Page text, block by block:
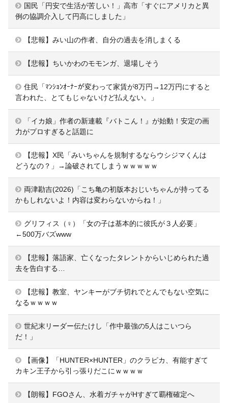
国民「円安で生活が苦しい！」高市「すぐにアメリカと異
例の協調介入して円高にしました」
【悲報】みい山の作者、自分の過去を消しまくる
【悲報】ちいかわのモモンガ、退場しそう
住民「ﾏﾝｼｮﾝｵｰﾅｰが変わって家賃が8万円→12万円にすると
言われた、とてもじゃないけど払えない。」
「イカ娘」作者の新連載『バトこん！』が始動！安定の画
力がプロすぎると話題に
【悲報】X民「みいちゃんを規制するならウシジマくんは
どうなの？」→論破されてしまうｗｗｗｗｗ
両津勘吉(2026)「こち亀の初版本おじいちゃんが持ってる
かもしれないよ！内容は変わらないからね！」
グリフィス（♀）「女の子は基本的に彼氏が３人必要」
←500万バズwww
【悲報】落語家、亡くなったタレントからいじめられた過
去を告白する…
【悲報】教室、ヤンキーがブチ切れでとんでもない空気に
なるｗｗｗｗ
世紀末リーダー伝たけし「作中最強の5人はこいつら
だ！」
【画像】「HUNTER×HUNTER」のクラピカ、有能すぎて
カキン王子から引っ張りだこにｗｗｗｗ
【朗報】FGOさん、水着ガチャがHすぎて覇権確定へ